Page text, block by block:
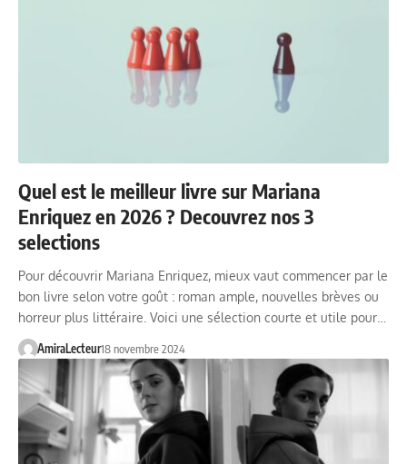
Quel est le meilleur livre sur Mariana
Enriquez en 2026 ? Decouvrez nos 3
selections
Pour découvrir Mariana Enriquez, mieux vaut commencer par le
bon livre selon votre goût : roman ample, nouvelles brèves ou
horreur plus littéraire. Voici une sélection courte et utile pour…
AmiraLecteur18 novembre 2024